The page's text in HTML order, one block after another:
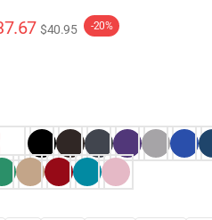
$40.95 -20%